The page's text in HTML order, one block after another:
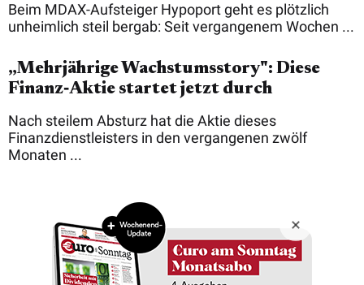
Beim MDAX-Aufsteiger Hypoport geht es plötzlich
unheimlich steil bergab: Seit vergangenem Wochen ...
„Mehrjährige Wachstumsstory": Diese
Finanz‑Aktie startet jetzt durch
Nach steilem Absturz hat die Aktie dieses
Finanzdienstleisters in den vergangenen zwölf
Monaten ...
Copyright © 2026 Börsenmedien AG
Impressum
Datenschutz